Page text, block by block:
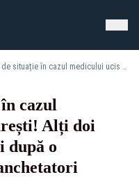
Răsturnare de situație în cazul medicului ucis în București! Alți doi suspecți au fost arestați după o descoperire făcută de anchetatori
cazul
Alți doi
după o